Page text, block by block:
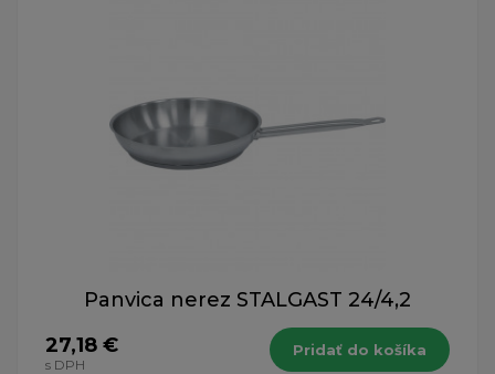
Panvica nerez STALGAST 24/4,2
27,18 €
s DPH
Pridať do košíka